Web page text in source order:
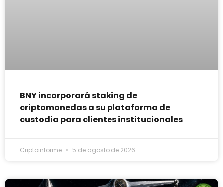
BNY incorporará staking de
criptomonedas a su plataforma de
custodia para clientes institucionales
Criptoinforme 5 de agosto de 2026